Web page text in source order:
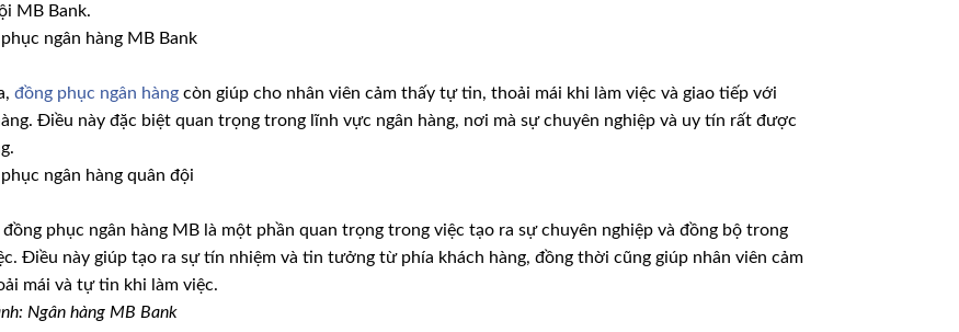
MB Bank.
đồng phục ngân hàngcòn giúp cho nhân viên cảm thấy tự tin, thoải mái khi làm việc và giao tiếp với
Điều này đặc biệt quan trọng trong lĩnh vực ngân hàng, nơi mà sự chuyên nghiệp và uy tín rất được
đồng phục ngân hàng MB là một phần quan trọng trong việc tạo ra sự chuyên nghiệp và đồng bộ trong
Điều này giúp tạo ra sự tín nhiệm và tin tưởng từ phía khách hàng, đồng thời cũng giúp nhân viên cảm
mái và tự tin khi làm việc.
Ngân hàng MB Bank